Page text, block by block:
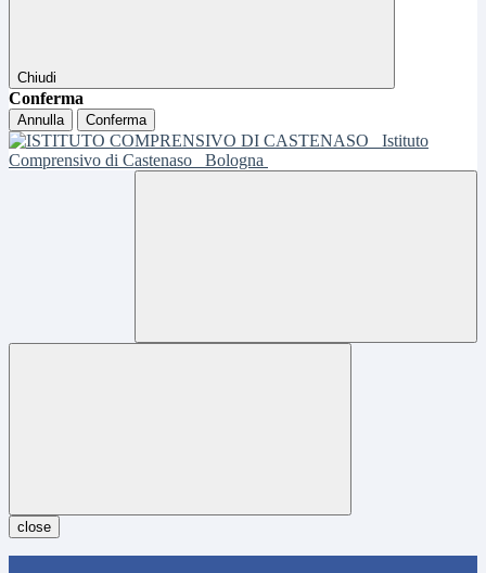
Chiudi
Conferma
Annulla Conferma
Istituto
Comprensivo di Castenaso
Bologna
close